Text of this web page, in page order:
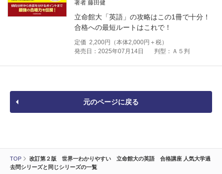
TOP
改訂第２版 世界一わかりやすい 立命館大の英語 合格講座 人気大学過
去問シリーズと同じシリーズの一覧
著者 藤田健
立命館大「英語」の攻略はこの1冊で十分！
合格への最短ルートはこれで！
定価 2,200円（本体2,000円＋税）
発売日：2025年07月14日
判型：Ａ５判
元のページに戻る